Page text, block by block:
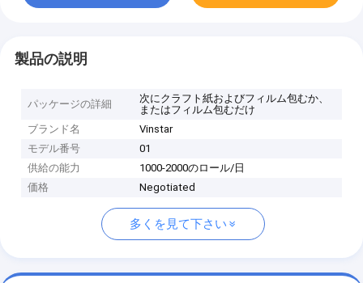
製品の説明
パッケージの詳細
次にクラフト紙およびフィルム包むか、
またはフィルム包むだけ
ブランド名
Vinstar
モデル番号
01
供給の能力
1000-2000のロール/日
価格
Negotiated
多くを見て下さい